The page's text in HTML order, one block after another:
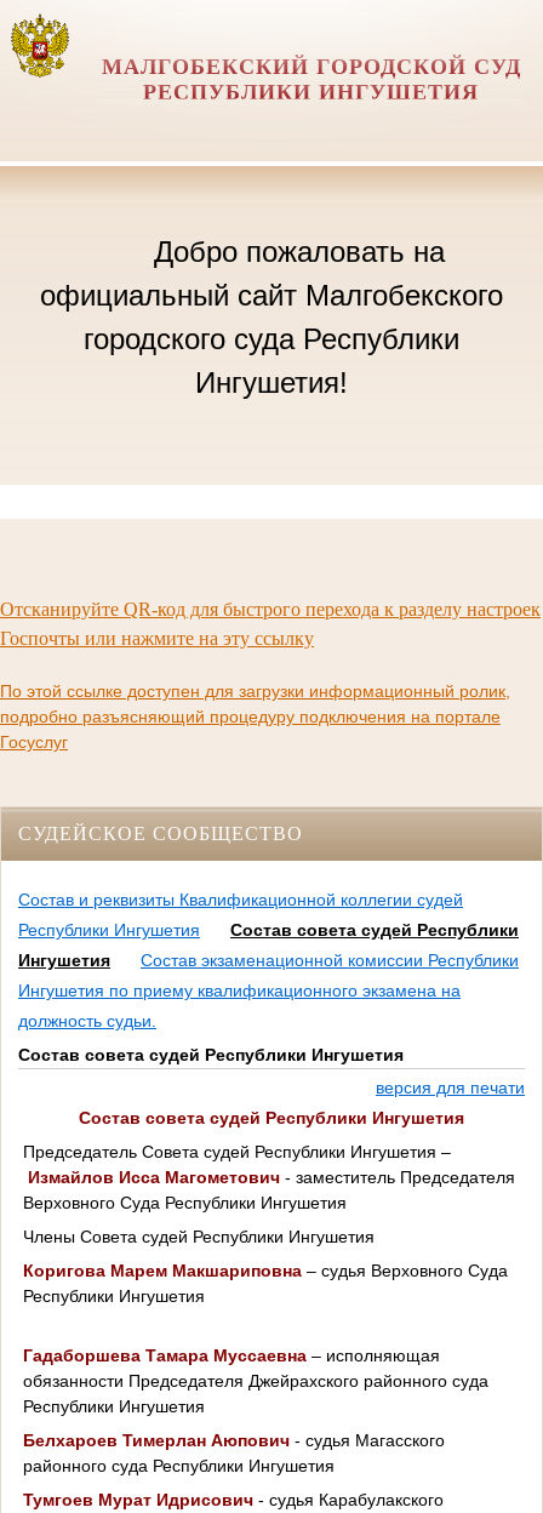
МАЛГОБЕКСКИЙ ГОРОДСКОЙ СУД
РЕСПУБЛИКИ ИНГУШЕТИЯ
Добро пожаловать на
официальный сайт Малгобекского
городского суда Республики
Ингушетия!
Отсканируйте QR-код для быстрого перехода к разделу настроек
Госпочты или нажмите на эту ссылку
По этой ссылке доступен для загрузки информационный ролик,
подробно разъясняющий процедуру подключения на портале
Госуслуг
СУДЕЙСКОЕ СООБЩЕСТВО
Состав и реквизиты Квалификационной коллегии судей
Республики Ингушетия
Состав совета судей Республики
Ингушетия
Состав экзаменационной комиссии Республики
Ингушетия по приему квалификационного экзамена на
должность судьи.
Состав совета судей Республики Ингушетия
версия для печати
Состав совета судей Республики Ингушетия
Председатель Совета судей Республики Ингушетия –
Измайлов Исса Магометович- заместитель Председателя
Верховного Суда Республики Ингушетия
Члены Совета судей Республики Ингушетия
Коригова Марем Макшариповна– судья Верховного Суда
Республики Ингушетия
Гадаборшева Тамара Муссаевна – исполняющая
обязанности Председателя Джейрахского районного суда
Республики Ингушетия
Белхароев Тимерлан Аюпович- судья Магасского
районного суда Республики Ингушетия
Тумгоев Мурат Идрисович- судья Карабулакского